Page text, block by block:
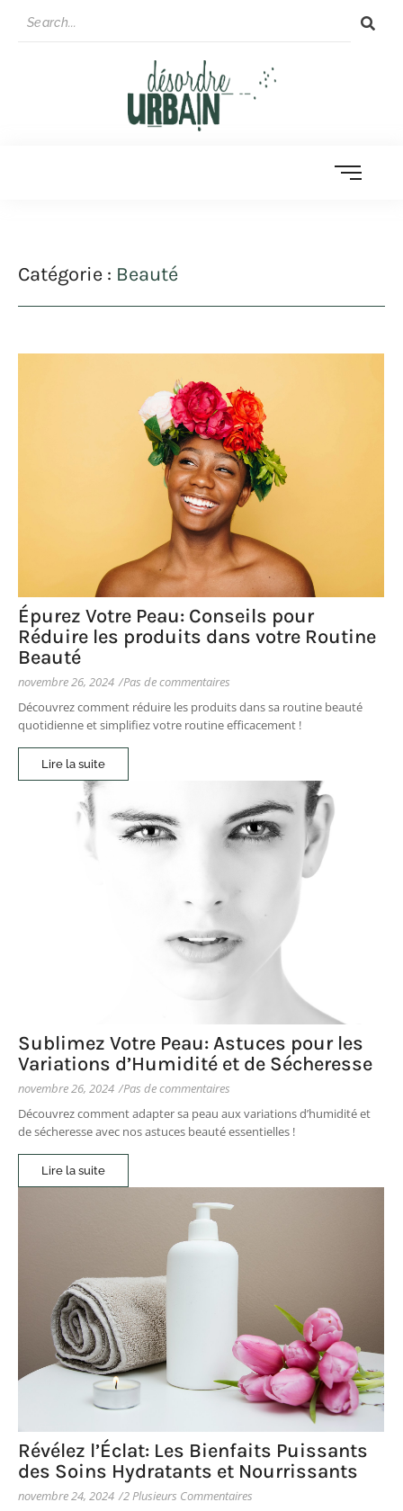
Catégorie : Beauté
Épurez Votre Peau: Conseils pour
Réduire les produits dans votre Routine
Beauté
novembre 26, 2024 /Pas de commentaires
Découvrez comment réduire les produits dans sa routine beauté
quotidienne et simplifiez votre routine efficacement !
Lire la suite
Sublimez Votre Peau: Astuces pour les
Variations d’Humidité et de Sécheresse
novembre 26, 2024 /Pas de commentaires
Découvrez comment adapter sa peau aux variations d’humidité et
de sécheresse avec nos astuces beauté essentielles !
Lire la suite
Révélez l’Éclat: Les Bienfaits Puissants
des Soins Hydratants et Nourrissants
novembre 24, 2024 /2 Plusieurs Commentaires